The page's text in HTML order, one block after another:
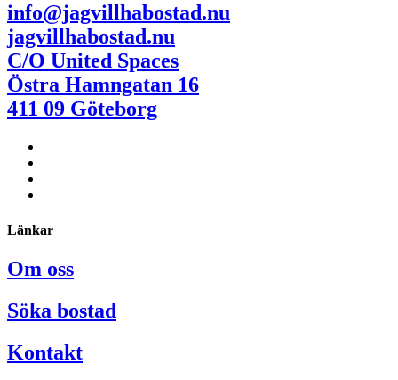
info@jagvillhabostad.nu
jagvillhabostad.nu
C/O United Spaces
Östra Hamngatan 16
411 09 Göteborg
Länkar
Om oss
Söka bostad
Kontakt